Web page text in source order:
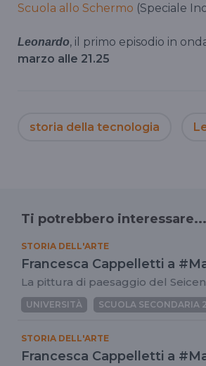
Scuola allo Schermo (Speciale
Leonardo, il primo episodio in
marzo alle 21.25
storia della tecnologia
Ti potrebbero interessare...
STORIA DELL'ARTE
Francesca Cappelletti a
La pittura di paesaggio del
UNIVERSITÀ SCUOLA SECONDARIA
STORIA DELL'ARTE
Francesca Cappelletti a